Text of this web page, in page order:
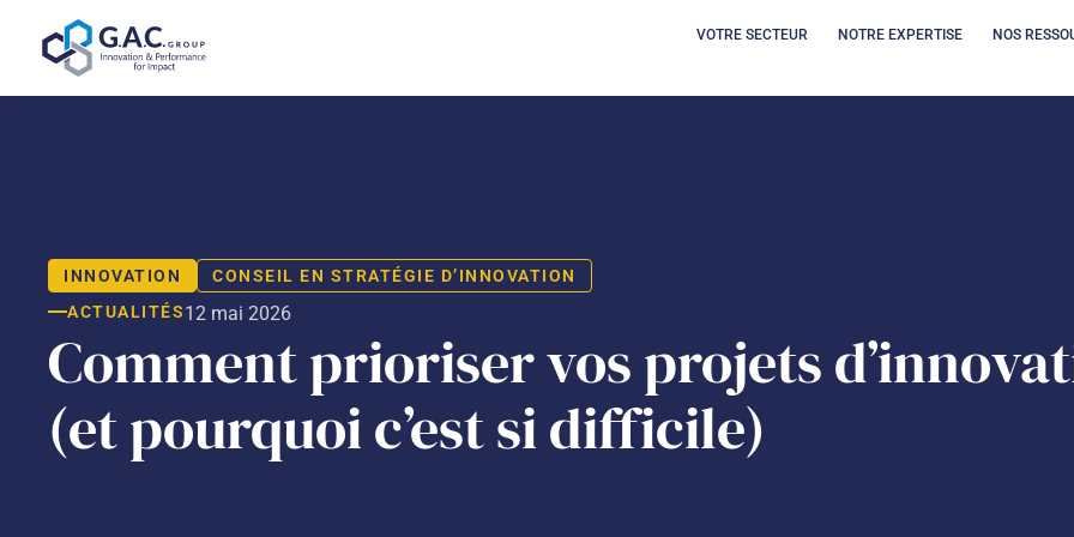
contenu
VOTRE SECTEUR OUVRIR VOTRE
NOTRE EXPERTISE NOS
INNOVATION
CONSEIL EN STRATÉGIE D’INNOVATION
ACTUALITÉS12 mai 2026
Comment prioriser vos projets
(et pourquoi c’est si difficile)